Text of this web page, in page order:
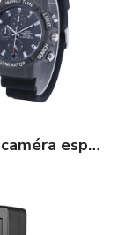
Montre caméra espion sport Full HD jusqu'à 2h